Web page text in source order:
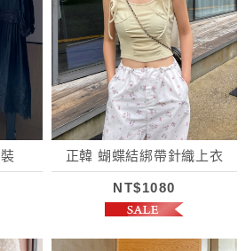
正韓 蝴蝶結綁帶針織上衣
NT$1080